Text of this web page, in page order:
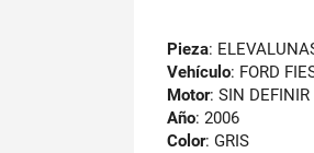
Pieza:
Vehículo: FORD
Motor: SIN DEFINIR
Año: 2006
Color: GRIS